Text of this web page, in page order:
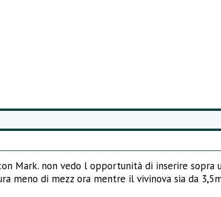
Mark. non vedo l opportunità di inserire
meno di mezz ora mentre il vivinova sia da